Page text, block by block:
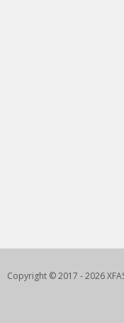
Copyright © 2017 - 2026